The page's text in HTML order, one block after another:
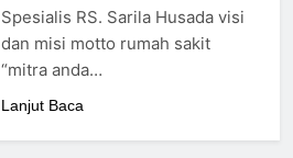
24/05/2024
Spesialis RS. Sarila Husada visi
dan misi motto rumah sakit
“mitra anda…
Lanjut Baca